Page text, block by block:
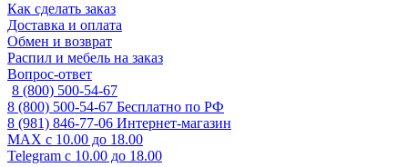
Как сделать заказ
Доставка и оплата
Обмен и возврат
Распил и мебель на заказ
Вопрос-ответ
8 (800) 500-54-67
8 (800) 500-54-67 Бесплатно по РФ
8 (981) 846-77-06 Интернет-магазин
MAX с 10.00 до 18.00
Telegram с 10.00 до 18.00